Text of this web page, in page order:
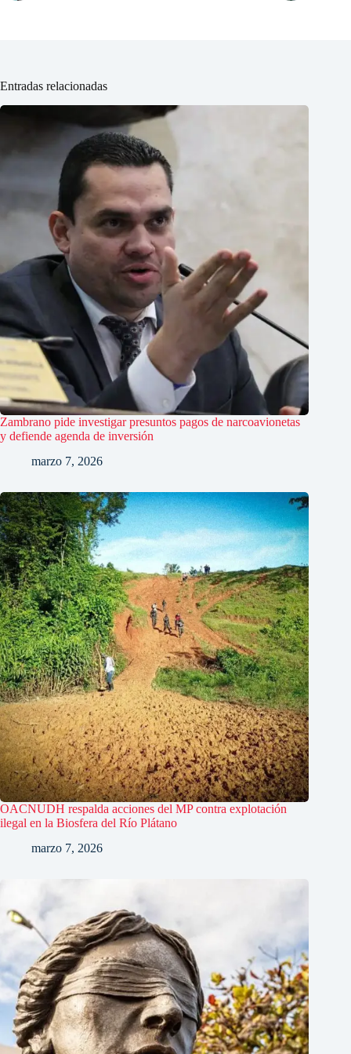
Entradas relacionadas
Zambrano pide investigar presuntos pagos de narcoavionetas
y defiende agenda de inversión
marzo 7, 2026
OACNUDH respalda acciones del MP contra explotación
ilegal en la Biosfera del Río Plátano
marzo 7, 2026